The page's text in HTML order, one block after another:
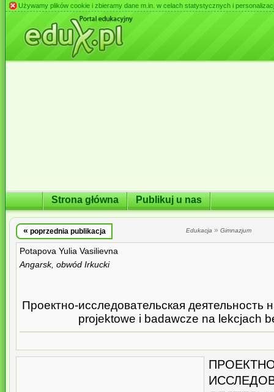
Używamy plików cookie i zbieramy dane m.in. w celach statystycznych i
Strona główna Publikuj u nas
« poprzednia publikacja Edukacja » Gimnazjum
Potapova Yulia Vasilievna
Angarsk, obwód Irkucki
Проектно-исследовательская деятельность
projektowe i badawcze na lekcjach